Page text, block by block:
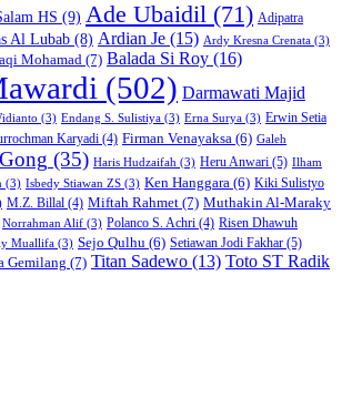
HS (9) Ade Ubaidil (71) Adipatra
Al Lubab (8) Ardian Je (15) Ardy Kresna Crenata (3)
Mohamad(7) Balada Si Roy (16)
(502) Darmawati Majid
(3) Endang S. Sulistiya (3) Erna Surya (3) Erwin Setia
Karyadi (4) Firman Venayaksa (6) Galeh
(35) Haris Hudzaifah (3) Heru Anwari (5) Ilham
(3) Isbedy Stiawan ZS (3) Ken Hanggara (6) Kiki Sulistyo
M.Z. Billal (4) Miftah Rahmet (7) Muthakin Al-Maraky
Norrahman Alif (3) Polanco S. Achri (4) Risen Dhawuh
Muallifa (3) Sejo Qulhu (6) Setiawan Jodi Fakhar (5)
Gemilang (7) Titan Sadewo (13) Toto ST Radik